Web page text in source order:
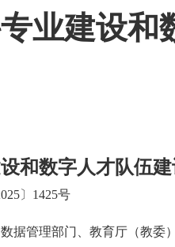
业建设和
和数字人才队伍
〕1425号
据管理部门、教育厅（教委